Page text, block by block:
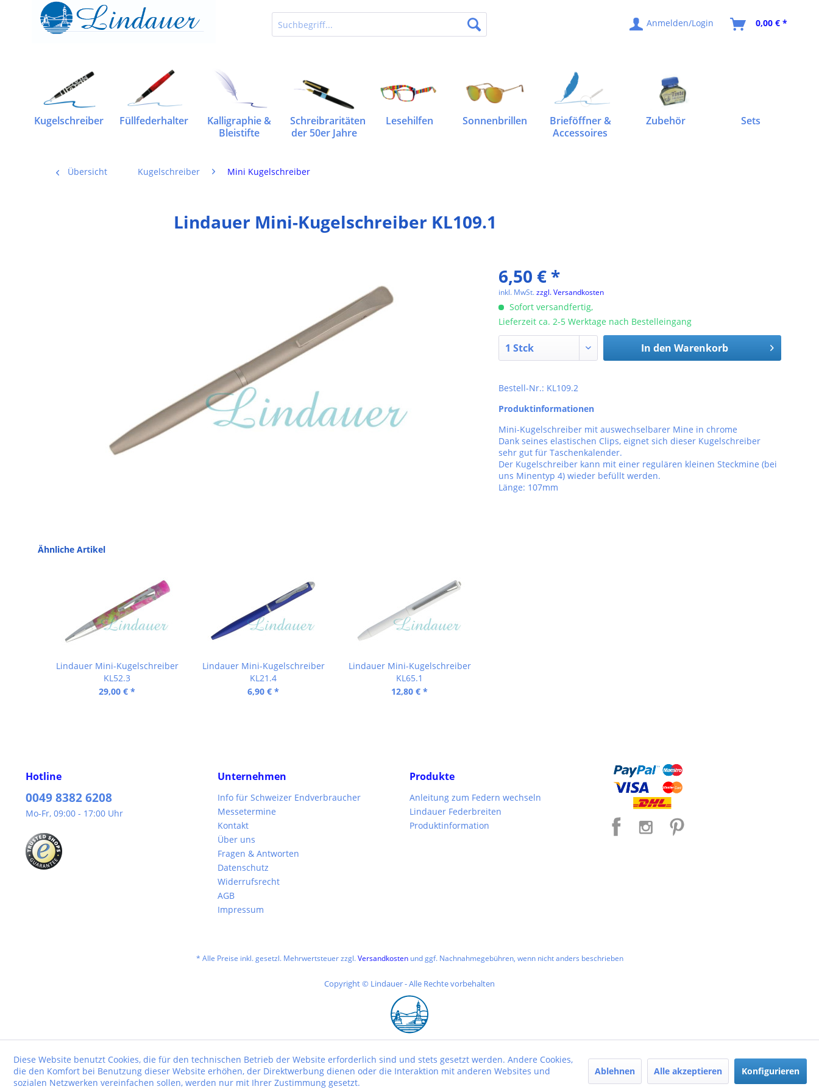
Anmelden/Login 0,00 € *
Kugelschreiber Füllfederhalter
Kalligraphie &
Bleistifte
Schreibraritäten
der 50er Jahre
Lesehilfen Sonnenbrillen
Brieföffner &
Accessoires
Zubehör Sets
Übersicht Kugelschreiber Mini Kugelschreiber
Lindauer Mini-Kugelschreiber KL109.1
6,50 € *
inkl. MwSt.zzgl. Versandkosten
Sofort versandfertig,
Lieferzeit ca. 2-5 Werktage nach Bestelleingang
In den Warenkorb
Bestell-Nr.: KL109.2
Produktinformationen
Mini-Kugelschreiber mit auswechselbarer Mine in chrome
Dank seines elastischen Clips, eignet sich dieser Kugelschreiber
sehr gut für Taschenkalender.
Der Kugelschreiber kann mit einer regulären kleinen Steckmine (bei
uns Minentyp 4) wieder befüllt werden.
Länge: 107mm
Ähnliche Artikel
Lindauer Mini-Kugelschreiber
KL52.3
29,00 € *
Lindauer Mini-Kugelschreiber
KL21.4
6,90 € *
Lindauer Mini-Kugelschreiber
KL65.1
12,80 € *
Hotline
0049 8382 6208
Mo-Fr, 09:00 - 17:00 Uhr
Unternehmen
Info für Schweizer Endverbraucher
Messetermine
Kontakt
Über uns
Fragen & Antworten
Datenschutz
Widerrufsrecht
AGB
Impressum
Produkte
Anleitung zum Federn wechseln
Lindauer Federbreiten
Produktinformation
* Alle Preise inkl. gesetzl. Mehrwertsteuer zzgl.Versandkostenund ggf. Nachnahmegebühren, wenn nicht anders beschrieben
Copyright © Lindauer - Alle Rechte vorbehalten
Diese Website benutzt Cookies, die für den technischen Betrieb der Website erforderlich sind und stets gesetzt werden. Andere Cookies,
die den Komfort bei Benutzung dieser Website erhöhen, der Direktwerbung dienen oder die Interaktion mit anderen Websites und
sozialen Netzwerken vereinfachen sollen, werden nur mit Ihrer Zustimmung gesetzt.
Ablehnen Alle akzeptieren Konfigurieren